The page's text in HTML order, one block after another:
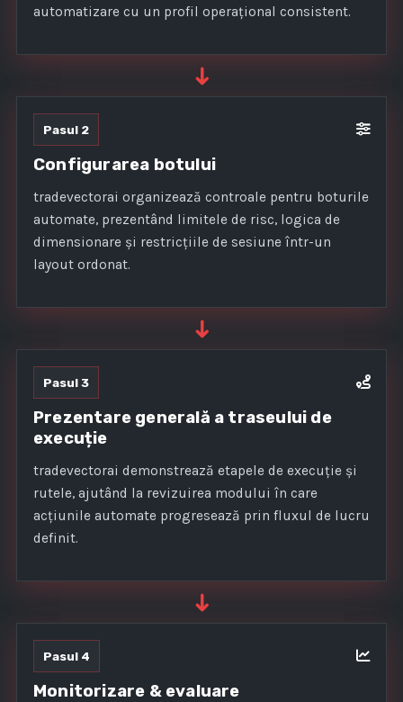
automatizare cu un profil operațional consistent.
➜
Pasul 2
Configurarea botului
tradevectorai organizează controale pentru boturile
automate, prezentând limitele de risc, logica de
dimensionare și restricțiile de sesiune într-un
layout ordonat.
➜
Pasul 3
Prezentare generală a traseului de
execuție
tradevectorai demonstrează etapele de execuție și
rutele, ajutând la revizuirea modului în care
acțiunile automate progresează prin fluxul de lucru
definit.
➜
Pasul 4
Monitorizare & evaluare